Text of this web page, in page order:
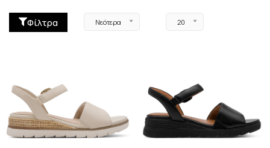
Φίλτρα Νεότερα 20